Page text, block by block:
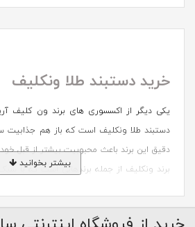
خرید دستبند طلا ونکلیف
دستبند طلا ونکلیف است که باز هم جذابیت
دقیق این برند باعث محبوبیت بیشتر از قبل
برند ونکلیف از جمله برندهایی است که با
دارد. همچنین، طرح شبدر چهار برگ این برند
بیشتر بخوانید